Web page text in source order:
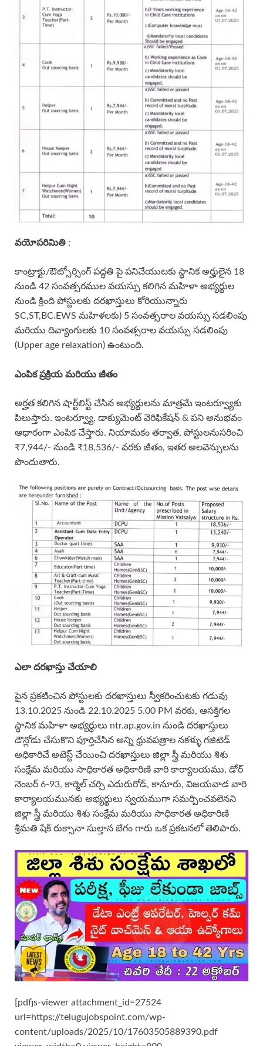
వయోపరిమితి :
కాంట్రాక్టు/ఔట్సోర్సింగ్ పద్ధతి పై పనిచేయుటకు స్థానిక అర్హులైన 18
నుండి 42 సంవత్సరముల వయస్సు కలిగిన మహిళా అభ్యర్థుల
నుండి క్రింది పోస్టులకు దరఖాస్తులు కోరియున్నారు
SC,ST,BC.EWS మహిళలకు) 5 సంవత్సరాల వయస్సు సడలింపు
మరియు దివ్యాంగులకు 10 సంవత్సరాల వయస్సు సడలింపు
(Upper age relaxation) ఉంటుంది.
ఎంపిక ప్రక్రియ మరియు జీతం
అర్హత కలిగిన షార్ట్‌లిస్ట్ చేసిన అభ్యర్థులను మాత్రమే ఇంటర్వ్యూకు
పిలుస్తారు. ఇంటర్వ్యూ, డాక్యుమెంట్ వెరిఫికేషన్ & పని అనుభవం
ఆధారంగా ఎంపిక చేస్తారు. నియామకం తర్వాత, పోస్టులనుసరించి
₹7,944/- నుండి ₹18,536/- వరకు జీతం, ఇతర అలవెన్సులను
పొందుతారు.
ఎలా దరఖాస్తు చేయాలి
పైన ప్రకటించిన పోస్టులకు దరఖాస్తులు స్వీకరించుటకు గడువు
13.10.2025 నుండి 22.10.2025 5.00 PM వరకు, ఆసక్తిగల
స్థానిక మహిళా అభ్యర్థులు ntr.ap.gov.in నుండి దరఖాస్తులు
డౌన్లోడు చేసుకొని పూర్తిచేసిన అన్ని ధ్రువపత్రాల నకళ్ళు గజిటెడ్
అధికారిచే అటెస్ట్ చేయించి దరఖాస్తులు జిల్లా స్త్రీ మరియు శిశు
సంక్షేమ మరియు సాధికారత అధికారిణి వారి కార్యాలయము, డోర్
నెంబర్ 6-93, కార్మెల్ చర్చి ఎదురురోడ్, కానూరు, విజయవాడ వారి
కార్యాలయమునకు అభ్యర్థులు స్వయముగా సమర్పించవలెనని
జిల్లా స్త్రీ మరియు శిశు సంక్షేమ మరియు సాధికారత అధికారిణి
శ్రీమతి షేక్ రుక్సానా సుల్తాన బేగం గారు ఒక ప్రకటనలో తెలిపారు.
[pdfjs-viewer attachment_id=27524
url=https://telugujobspoint.com/wp-
content/uploads/2025/10/17603505889390.pdf